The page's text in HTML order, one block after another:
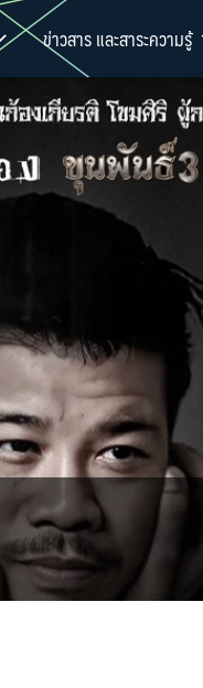
ข่าวสาร และสาระความรู้